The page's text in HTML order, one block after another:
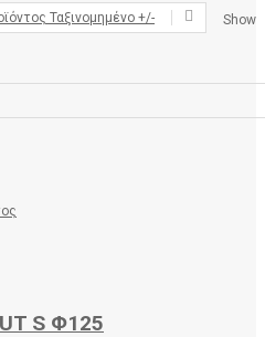
Ταξινομημένο +/-
Show
S Φ125